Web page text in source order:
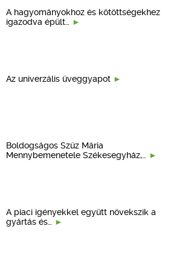
A hagyományokhoz és kötöttségekhez
igazodva épült…
Az univerzális üveggyapot
Boldogságos Szűz Mária
Mennybemenetele Székesegyház,…
A piaci igényekkel együtt növekszik a
gyártás és…